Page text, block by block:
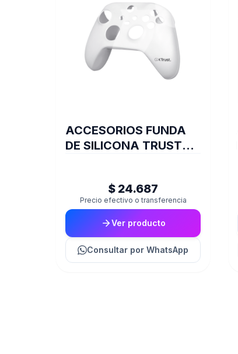
ACCESORIOS FUNDA
DE SILICONA TRUST
$ 24.687
Precio efectivo o transferencia
Ver producto
Consultar por WhatsApp